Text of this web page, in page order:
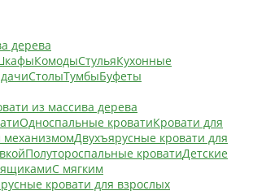
дерева
КомодыСтульяКухонные
СтолыТумбыБуфеты
из массива дерева
Односпальные кроватиКровати для
Двухъярусные кровати для
Полутороспальные кроватиДетские
С мягким
кровати для взрослых